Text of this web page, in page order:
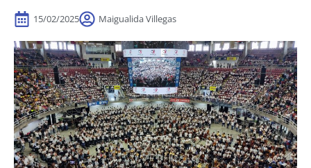
15/02/2025 Maigualida Villegas